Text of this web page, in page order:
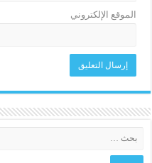
الموقع الإلكتروني